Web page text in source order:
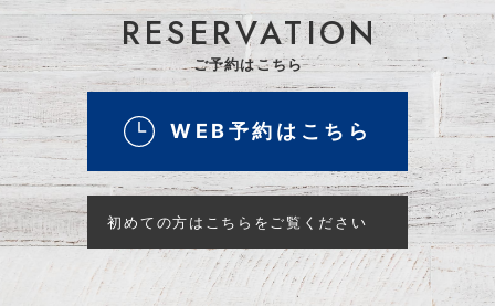
RESERVATION
ご予約はこちら
WEB予約はこちら
初めての方はこちらをご覧ください